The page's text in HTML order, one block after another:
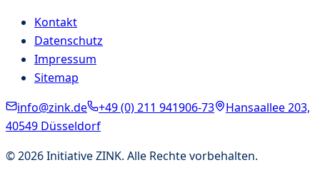
Kontakt
Datenschutz
Impressum
Sitemap
info@zink.de
+49 (0) 211 941906-73
Hansaallee 203,
40549 Düsseldorf
©2026Initiative ZINK. Alle Rechte vorbehalten.